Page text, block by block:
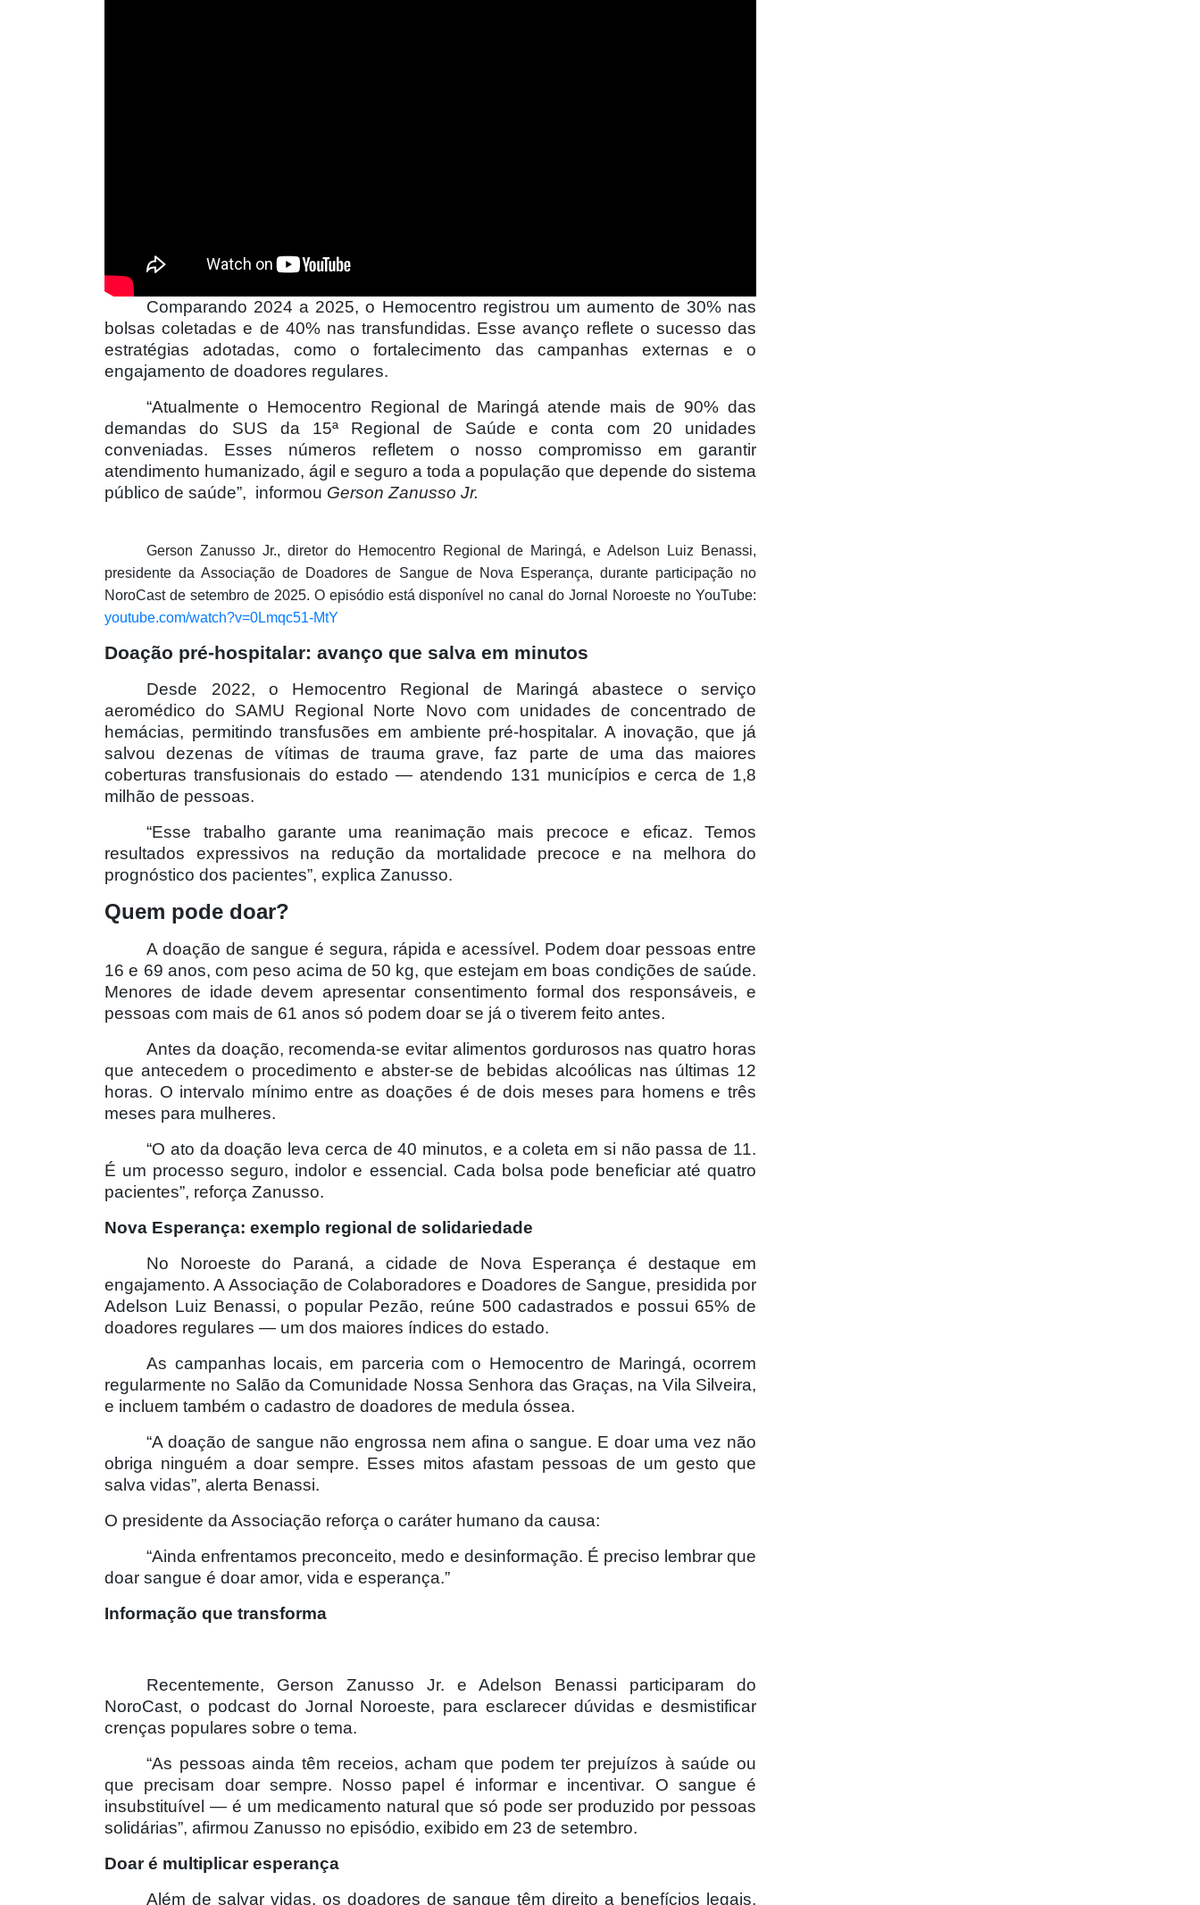
Comparando 2024 a 2025, o Hemocentro registrou um aumento de 30% nas
bolsas coletadas e de 40% nas transfundidas. Esse avanço reflete o sucesso das
estratégias adotadas, como o fortalecimento das campanhas externas e o
engajamento de doadores regulares.
“Atualmente o Hemocentro Regional de Maringá atende mais de 90% das
demandas do SUS da 15ª Regional de Saúde e conta com 20 unidades
conveniadas. Esses números refletem o nosso compromisso em garantir
atendimento humanizado, ágil e seguro a toda a população que depende do sistema
público de saúde”, informou Gerson Zanusso Jr.
Gerson Zanusso Jr., diretor do Hemocentro Regional de Maringá, e Adelson Luiz Benassi,
presidente da Associação de Doadores de Sangue de Nova Esperança, durante participação no
NoroCast de setembro de 2025. O episódio está disponível no canal do Jornal Noroeste no YouTube:
youtube.com/watch?v=0Lmqc51-MtY
Doação pré-hospitalar: avanço que salva em minutos
Desde 2022, o Hemocentro Regional de Maringá abastece o serviço
aeromédico do SAMU Regional Norte Novo com unidades de concentrado de
hemácias, permitindo transfusões em ambiente pré-hospitalar. A inovação, que já
salvou dezenas de vítimas de trauma grave, faz parte de uma das maiores
coberturas transfusionais do estado — atendendo 131 municípios e cerca de 1,8
milhão de pessoas.
“Esse trabalho garante uma reanimação mais precoce e eficaz. Temos
resultados expressivos na redução da mortalidade precoce e na melhora do
prognóstico dos pacientes”, explica Zanusso.
Quem pode doar?
A doação de sangue é segura, rápida e acessível. Podem doar pessoas entre
16 e 69 anos, com peso acima de 50 kg, que estejam em boas condições de saúde.
Menores de idade devem apresentar consentimento formal dos responsáveis, e
pessoas com mais de 61 anos só podem doar se já o tiverem feito antes.
Antes da doação, recomenda-se evitar alimentos gordurosos nas quatro horas
que antecedem o procedimento e abster-se de bebidas alcoólicas nas últimas 12
horas. O intervalo mínimo entre as doações é de dois meses para homens e três
meses para mulheres.
“O ato da doação leva cerca de 40 minutos, e a coleta em si não passa de 11.
É um processo seguro, indolor e essencial. Cada bolsa pode beneficiar até quatro
pacientes”, reforça Zanusso.
Nova Esperança: exemplo regional de solidariedade
No Noroeste do Paraná, a cidade de Nova Esperança é destaque em
engajamento. A Associação de Colaboradores e Doadores de Sangue, presidida por
Adelson Luiz Benassi, o popular Pezão, reúne 500 cadastrados e possui 65% de
doadores regulares — um dos maiores índices do estado.
As campanhas locais, em parceria com o Hemocentro de Maringá, ocorrem
regularmente no Salão da Comunidade Nossa Senhora das Graças, na Vila Silveira,
e incluem também o cadastro de doadores de medula óssea.
“A doação de sangue não engrossa nem afina o sangue. E doar uma vez não
obriga ninguém a doar sempre. Esses mitos afastam pessoas de um gesto que
salva vidas”, alerta Benassi.
O presidente da Associação reforça o caráter humano da causa:
“Ainda enfrentamos preconceito, medo e desinformação. É preciso lembrar que
doar sangue é doar amor, vida e esperança.”
Informação que transforma
Recentemente, Gerson Zanusso Jr. e Adelson Benassi participaram do
NoroCast, o podcast do Jornal Noroeste, para esclarecer dúvidas e desmistificar
crenças populares sobre o tema.
“As pessoas ainda têm receios, acham que podem ter prejuízos à saúde ou
que precisam doar sempre. Nosso papel é informar e incentivar. O sangue é
insubstituível — é um medicamento natural que só pode ser produzido por pessoas
solidárias”, afirmou Zanusso no episódio, exibido em 23 de setembro.
Doar é multiplicar esperança
Além de salvar vidas, os doadores de sangue têm direito a benefícios legais,